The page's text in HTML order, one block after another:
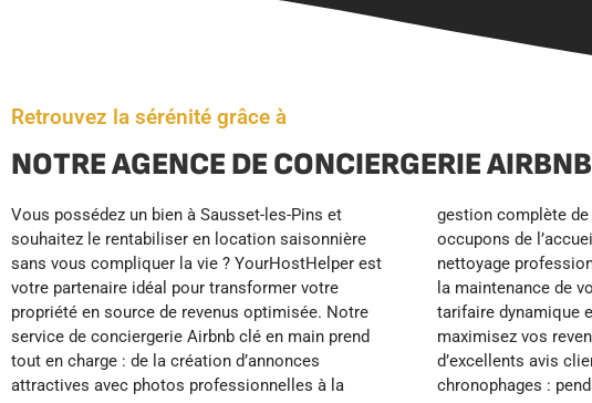
Retrouvez la sérénité grâce à
NOTRE AGENCE DE CONCIERGERIE AIRBNB
Vous possédez un bien à Sausset-les-Pins et
souhaitez le rentabiliser en location saisonnière
sans vous compliquer la vie ? YourHostHelper est
votre partenaire idéal pour transformer votre
propriété en source de revenus optimisée. Notre
service de conciergerie Airbnb clé en main prend
tout en charge : de la création d’annonces
attractives avec photos professionnelles à la
gestion complète de vos réservations. Nous nous
occupons de l’accueil de vos voyageurs 24h/7j, du
nettoyage professionnel, de l’entretien du linge et de
la maintenance de votre bien. Grâce à notre gestion
tarifaire dynamique et nos standards hôteliers, vous
maximisez vos revenus tout en garantissant
d’excellents avis clients. Fini le stress et les tâches
chronophages : pendant que votre location
fonctionne en pilote automatique, vous profitez de
revenus sécurisés et de votre temps libre.
YourHostHelper libère les propriétaires de Sausset-
les-Pins des contraintes de la location courte durée